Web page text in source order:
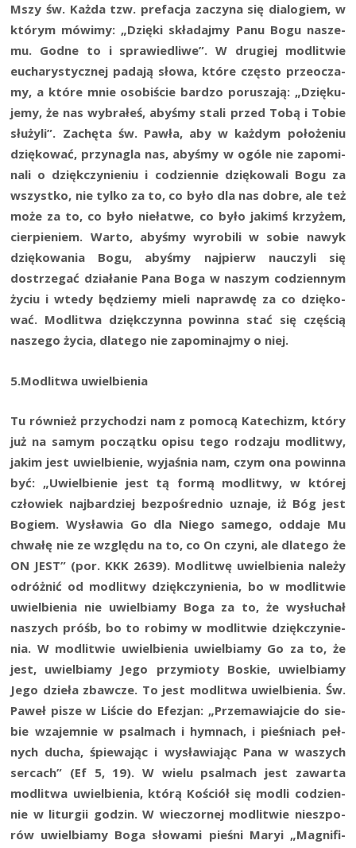
Mszy św. Każ­da tzw. pre­fa­cja zaczy­na się dia­lo­giem, w
któ­rym mówi­my: „Dzię­ki skła­daj­my Panu Bogu nasze­
mu. God­ne to i spra­wie­dli­we”. W dru­giej modli­twie
eucha­ry­stycz­nej pada­ją sło­wa, któ­re czę­sto prze­ocza­
my, a któ­re mnie oso­bi­ście bar­dzo poru­sza­ją: „Dzię­ku­
je­my, że nas wybra­łeś, aby­śmy sta­li przed Tobą i Tobie
słu­ży­li”. Zachę­ta św. Paw­ła, aby w każ­dym poło­że­niu
dzię­ko­wać, przy­na­gla nas, aby­śmy w ogó­le nie zapo­mi­
na­li o dzięk­czy­nie­niu i codzien­nie dzię­ko­wa­li Bogu za
wszyst­ko, nie tyl­ko za to, co było dla nas dobre, ale też
może za to, co było nie­ła­twe, co było jakimś krzy­żem,
cier­pie­niem. War­to, aby­śmy wyro­bi­li w sobie nawyk
dzię­ko­wa­nia Bogu, aby­śmy naj­pierw nauczy­li się
dostrze­gać dzia­ła­nie Pana Boga w naszym codzien­nym
życiu i wte­dy będzie­my mie­li napraw­dę za co dzię­ko­
wać. Modli­twa dzięk­czyn­na powin­na stać się czę­ścią
nasze­go życia, dla­te­go nie zapo­mi­naj­my o niej.
5.Modlitwa uwiel­bie­nia
Tu rów­nież przy­cho­dzi nam z pomo­cą Kate­chizm, któ­ry
już na samym począt­ku opi­su tego rodza­ju modli­twy,
jakim jest uwiel­bie­nie, wyja­śnia nam, czym ona powin­na
być: „Uwiel­bie­nie jest tą for­mą modli­twy, w któ­rej
czło­wiek naj­bar­dziej bez­po­śred­nio uzna­je, iż Bóg jest
Bogiem. Wysła­wia Go dla Nie­go same­go, odda­je Mu
chwa­łę nie ze wzglę­du na to, co On czy­ni, ale dla­te­go że
ON JEST” (por. KKK 2639). Modli­twę uwiel­bie­nia nale­ży
odróż­nić od modli­twy dzięk­czy­nie­nia, bo w modli­twie
uwiel­bie­nia nie uwiel­bia­my Boga za to, że wysłu­chał
naszych próśb, bo to robi­my w modli­twie dzięk­czy­nie­
nia. W modli­twie uwiel­bie­nia uwiel­bia­my Go za to, że
jest, uwiel­bia­my Jego przy­mio­ty Boskie, uwiel­bia­my
Jego dzie­ła zbaw­cze. To jest modli­twa uwiel­bie­nia. Św.
Paweł pisze w Liście do Efe­zjan: „Prze­ma­wiaj­cie do sie­
bie wza­jem­nie w psal­mach i hym­nach, i pie­śniach peł­
nych ducha, śpie­wa­jąc i wysła­wia­jąc Pana w waszych
ser­cach” (Ef 5, 19). W wie­lu psal­mach jest zawar­ta
modli­twa uwiel­bie­nia, któ­rą Kościół się modli codzien­
nie w litur­gii godzin. W wie­czor­nej modli­twie nie­szpo­
rów uwiel­bia­my Boga sło­wa­mi pie­śni Maryi „Magni­fi­